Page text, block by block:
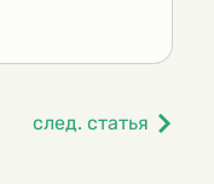
след. статья